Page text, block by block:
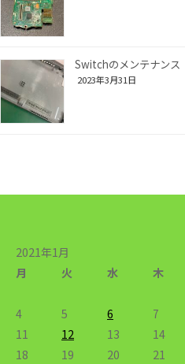
Switchのメンテナンス
2023年3月31日
2021年1月
月
火 水 木
4
5 6 7
11
12 13 14
18
19 20 21